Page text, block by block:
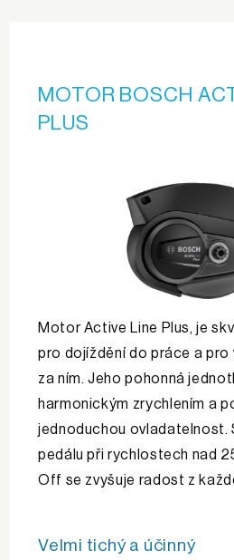
MOTOR BOSCH
PLUS
Motor Active Line Plus, je
pro dojíždění do práce a pro
za ním. Jeho pohonná
harmonickým zrychlením a
jednoduchou ovladatelnost.
pedálu při rychlostech nad
Off se zvyšuje radost z
Velmi tichý a účinný